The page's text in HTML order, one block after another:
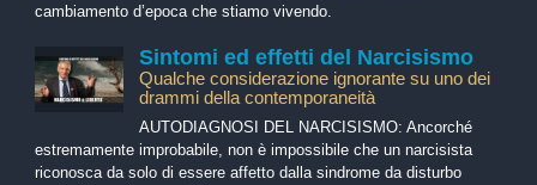
cambiamento d’epoca che stiamo vivendo.
Sintomi ed effetti del Narcisismo
Qualche considerazione ignorante su uno dei
drammi della contemporaneità
AUTODIAGNOSI DEL NARCISISMO: Ancorché
estremamente improbabile, non è impossibile che un narcisista
riconosca da solo di essere affetto dalla sindrome da disturbo